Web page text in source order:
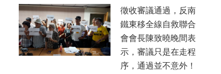
徵收審議通過，反南
鐵東移全線自救聯合
會會長陳致曉晚間表
示，審議只是在走程
序，通過並不意外！